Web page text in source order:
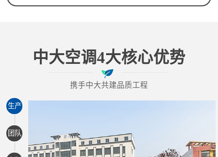
中大空调4大核心优势
携手中大共建品质工程
生产
团队